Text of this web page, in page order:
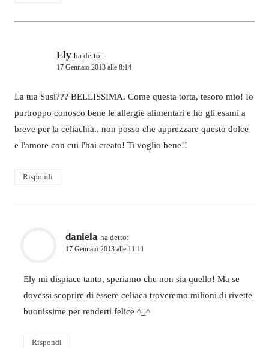
Ely ha detto:
17 Gennaio 2013 alle 8:14
La tua Susi??? BELLISSIMA. Come questa torta, tesoro mio! Io
purtroppo conosco bene le allergie alimentari e ho gli esami a
breve per la celiachia.. non posso che apprezzare questo dolce
e l'amore con cui l'hai creato! Ti voglio bene!!
Rispondi
daniela ha detto:
17 Gennaio 2013 alle 11:11
Ely mi dispiace tanto, speriamo che non sia quello! Ma se
dovessi scoprire di essere celiaca troveremo milioni di rivette
buonissime per renderti felice ^_^
Rispondi